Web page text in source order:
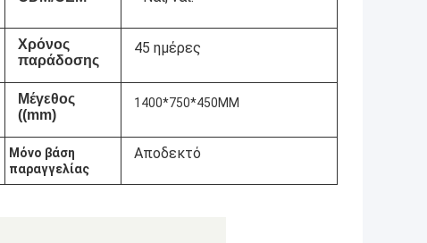
Χρόνος
παράδοσης
45 ημέρες
Μέγεθος
((mm)
1400*750*450MM
Μόνο βάση
παραγγελίας
Αποδεκτό